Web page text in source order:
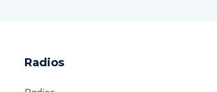
Radios